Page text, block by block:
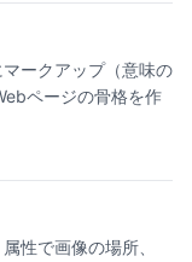
ークアップ（意味の
ページの骨格を作
性で画像の場所、